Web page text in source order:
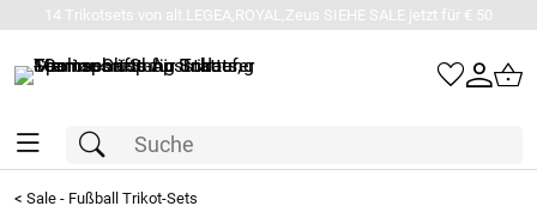
14 Trikotsets von alt.LEGEA,ROYAL,Zeus SIEHE SALE jetzt für € 50
< Sale - Fußball Trikot-Sets